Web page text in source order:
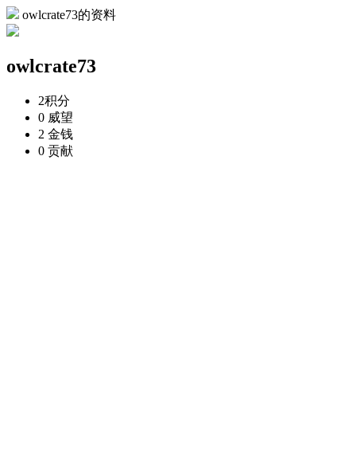
owlcrate73的资料
owlcrate73
2积分
0 威望
2 金钱
0 贡献